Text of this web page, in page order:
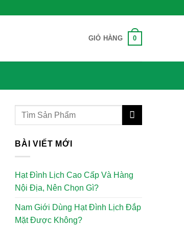
GIỎ HÀNG 0
BÀI VIẾT MỚI
Hạt Đình Lịch Cao Cấp Và Hàng
Nội Địa, Nên Chọn Gì?
Nam Giới Dùng Hạt Đình Lịch Đắp
Mặt Được Không?